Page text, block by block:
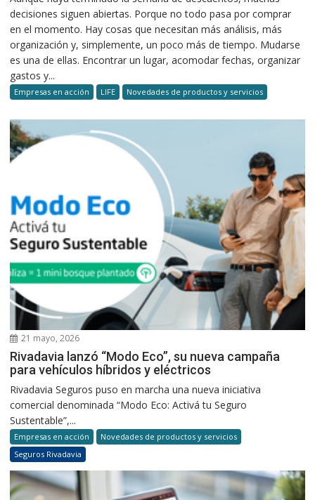
decisiones siguen abiertas. Porque no todo pasa por comprar
en el momento. Hay cosas que necesitan más análisis, más
organización y, simplemente, un poco más de tiempo. Mudarse
es una de ellas. Encontrar un lugar, acomodar fechas, organizar
gastos y...
Empresas en acción LIFE Novedades de productos y servicios
21 mayo, 2026
Rivadavia lanzó “Modo Eco”, su nueva campaña
para vehículos híbridos y eléctricos
Rivadavia Seguros puso en marcha una nueva iniciativa
comercial denominada “Modo Eco: Activá tu Seguro
Sustentable”,...
Empresas en acción
Novedades de productos y servicios
Seguros Rivadavia